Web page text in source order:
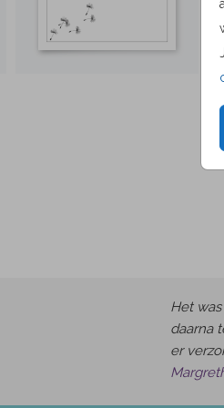
Het
daarna
er